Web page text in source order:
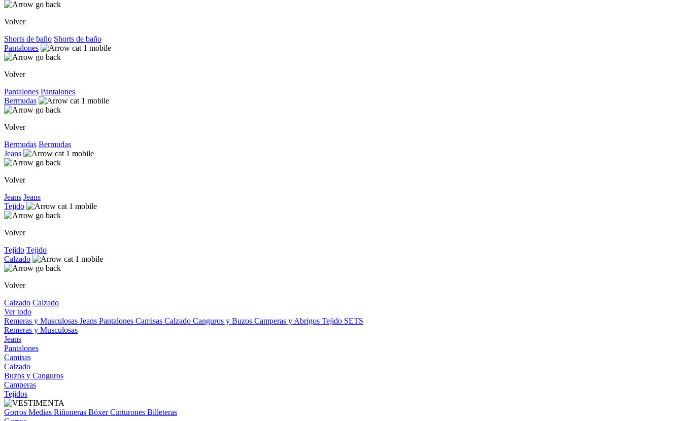
Volver
Shorts de baño Shorts de baño
Pantalones
Volver
Pantalones Pantalones
Bermudas
Volver
Bermudas Bermudas
Jeans
Volver
Jeans Jeans
Tejido
Volver
Tejido Tejido
Calzado
Volver
Calzado Calzado
Ver todo
Remeras y Musculosas Jeans Pantalones Camisas Calzado Canguros y Buzos Camperas y Abrigos Tejido SETS
Remeras y Musculosas
Jeans
Pantalones
Camisas
Calzado
Buzos y Canguros
Camperas
Tejidos
Gorros Medias Riñoneras BóxerCinturones Billeteras